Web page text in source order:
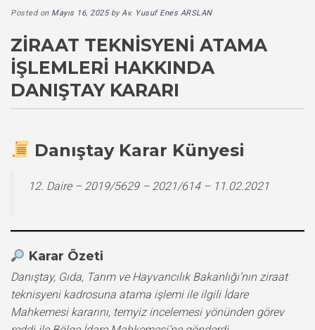
Posted on Mayıs 16, 2025byAv. Yusuf Enes ARSLAN
ZIRAAT TEKNISYENI ATAMA
İŞLEMLERI HAKKINDA
DANIŞTAY KARARI
Danıştay Karar Künyesi
12. Daire – 2019/5629 – 2021/614 – 11.02.2021
Karar Özeti
Danıştay, Gıda, Tarım ve Hayvancılık Bakanlığı’nın ziraat
teknisyeni kadrosuna atama işlemi ile ilgili İdare
Mahkemesi kararını, temyiz incelemesi yönünden görev